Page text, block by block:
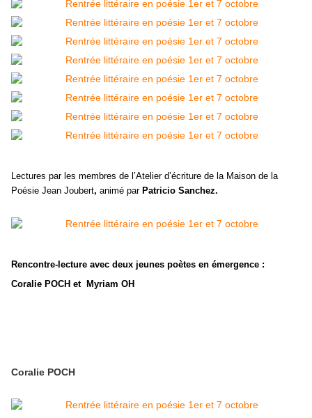
Lectures par les membres de l’Atelier d’écriture de la Maison de la
Poésie Jean Joubert, animé parPatricio Sanchez.
Rencontre-lecture avec deux jeunes poètes en émergence :
Coralie POCH et Myriam OH
Coralie POCH